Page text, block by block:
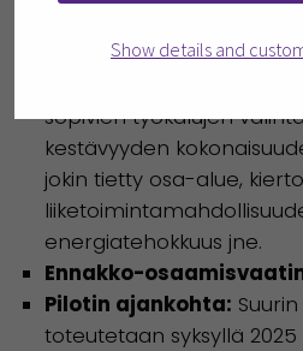
Show details and
Kesto:1,5-3h tarpeen
sopivien työkalujen
kestävyyden
jokin tietty osa-alue,
energiatehokkuus jne.
Ennakko-
Pilotin ajankohta:
toteutetaan syksyllä